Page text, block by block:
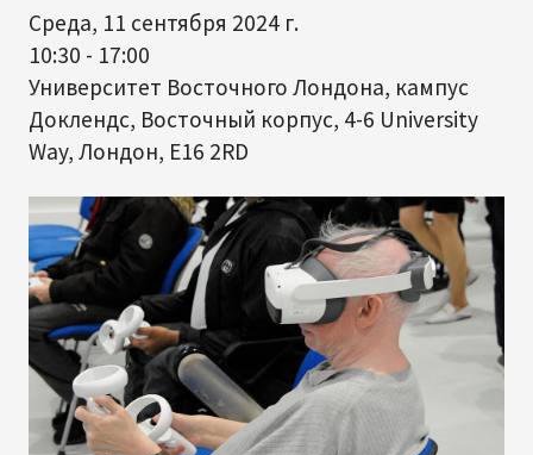
Среда, 11 сентября 2024 г.
10:30 - 17:00
Университет Восточного Лондона, кампус
Доклендс, Восточный корпус, 4-6 University
Way, Лондон, E16 2RD